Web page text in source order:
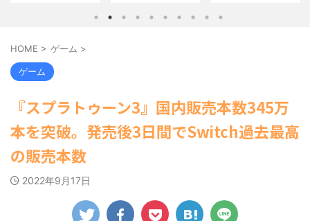
願が死ぬほど / 気になるニュースまと
めアンテナ
(8/29 00:00)
【モバマスSS】志希「苺の美味し
い食べ方。そして雪美と食べる... / 気
00:00)
【速報】スプラトゥーン公式、謝
罪 / 気になるニュースまとめアンテナ
(8/28 23:50)
Powered by livedoor 相互
【画像】おまえらこういう地雷系
勇気を出して白人美女にチン凸し
にゅーすなう！ まとめアンテナ
Powered by livedoor 相互
NMB48の本郷柚巴
が、漫画誌『ヤン
グアニマル』（白
イト『ヤングアニ
ビアに初登場し
ボディを武器に、
中の本郷。 今回、
トが掲載されてお
「OS☆K」の南み
ゆかさんが、6月
20日発売のマンガ
日生まれの16歳。
1: 名無しさん
ルミライ』（講談
部を売り上げ、
「写真集」で共に2
位にランクインし
HOME > ゲーム >
ゲーム
『スプラトゥーン3』国内販売本数345万
本を突破。発売後3日間でSwitch過去最高
の販売本数
2022年9月17日